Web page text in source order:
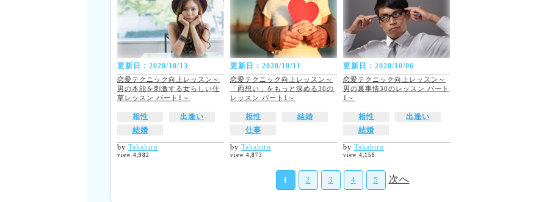
更新日：2020/10/13
恋愛テクニック向上レッスン～
男の本能を刺激する女らしい仕
草レッスン パート1～
相性
出逢い
結婚
by Takahiro
view 4,982
更新日：2020/10/11
恋愛テクニック向上レッスン～
「両想い」をもっと深める30の
レッスン パート1～
相性
結婚
仕事
by Takahiro
view 4,873
更新日：2020/10/06
恋愛テクニック向上レッスン～
男の裏事情30のレッスン パート
1～
相性
出逢い
結婚
by Takahiro
view 4,158
1 2 3 4 5 次へ